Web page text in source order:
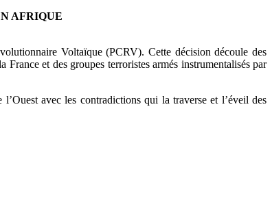
AFRIQUE
Voltaïque (PCRV). Cette décision découle des
et des groupes terroristes armés instrumentalisés par
avec les contradictions qui la traverse et l’éveil des